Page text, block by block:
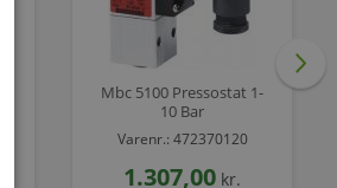
Mbc 5100 Pressostat 1-
10 Bar
Varenr.: 472370120
1.307,00 kr.